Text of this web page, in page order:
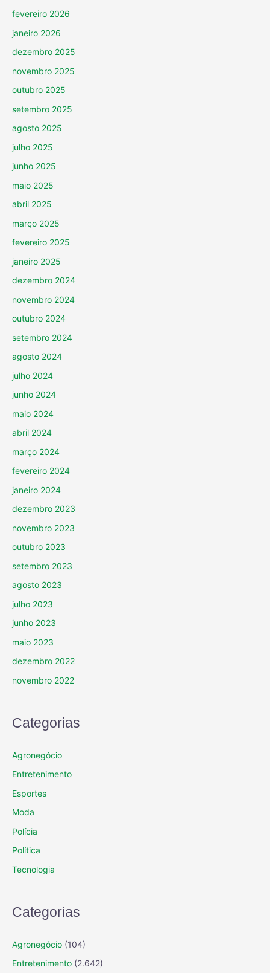
fevereiro 2026
janeiro 2026
dezembro 2025
novembro 2025
outubro 2025
setembro 2025
agosto 2025
julho 2025
junho 2025
maio 2025
abril 2025
março 2025
fevereiro 2025
janeiro 2025
dezembro 2024
novembro 2024
outubro 2024
setembro 2024
agosto 2024
julho 2024
junho 2024
maio 2024
abril 2024
março 2024
fevereiro 2024
janeiro 2024
dezembro 2023
novembro 2023
outubro 2023
setembro 2023
agosto 2023
julho 2023
junho 2023
maio 2023
dezembro 2022
novembro 2022
Categorias
Agronegócio
Entretenimento
Esportes
Moda
Polícia
Política
Tecnologia
Categorias
Agronegócio (104)
Entretenimento (2.642)